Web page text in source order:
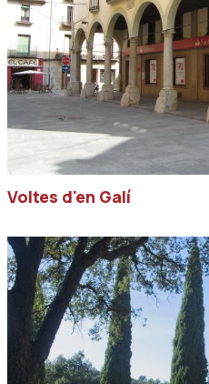
Voltes d'en Galí